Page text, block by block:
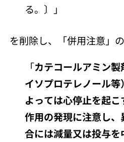
る。〕」
を削除し、「併用注意」
「カテコールアミン製
イソプロテレノール
よっては心停止を起
作用の発現に注意し
合には減量又は投与